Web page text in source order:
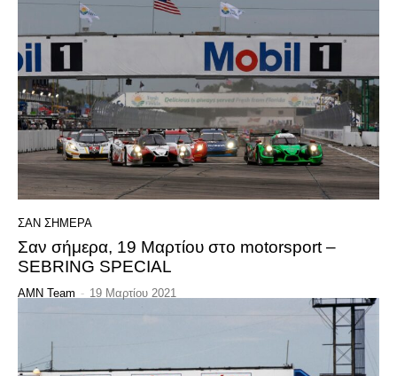
ΣΑΝ ΣΗΜΕΡΑ
Σαν σήμερα, 19 Μαρτίου στο motorsport –
SEBRING SPECIAL
AMN Team - 19 Μαρτίου 2021